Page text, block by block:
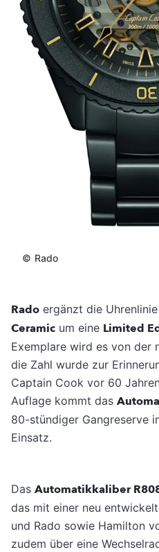
© Rado
Rado ergänzt die Uhrenlinie
Ceramic um eine Limited
Exemplare wird es von der
die Zahl wurde zur
Captain Cook vor 60
Auflage kommt das
80-stündiger Gangreserve
Einsatz.
Das Automatikkaliber
das mit einer neu
und Rado sowie Hamilton
zudem über eine